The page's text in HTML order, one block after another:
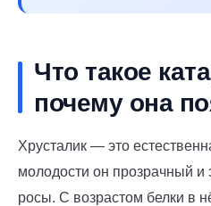
Что такое
почему она
Хрусталик — это
молодости он прозрачный и
росы. С возрастом белки в